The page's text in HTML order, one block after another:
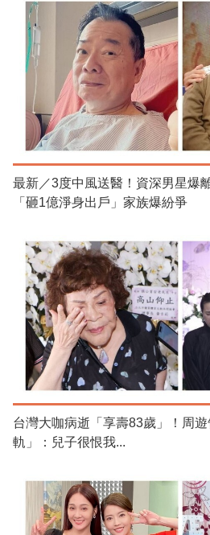
最新／3度中風送醫！資深男星爆
「砸1億淨身出戶」家族爆紛爭
台灣大咖病逝「享壽83歲」！周
軌」：兒子很恨我...